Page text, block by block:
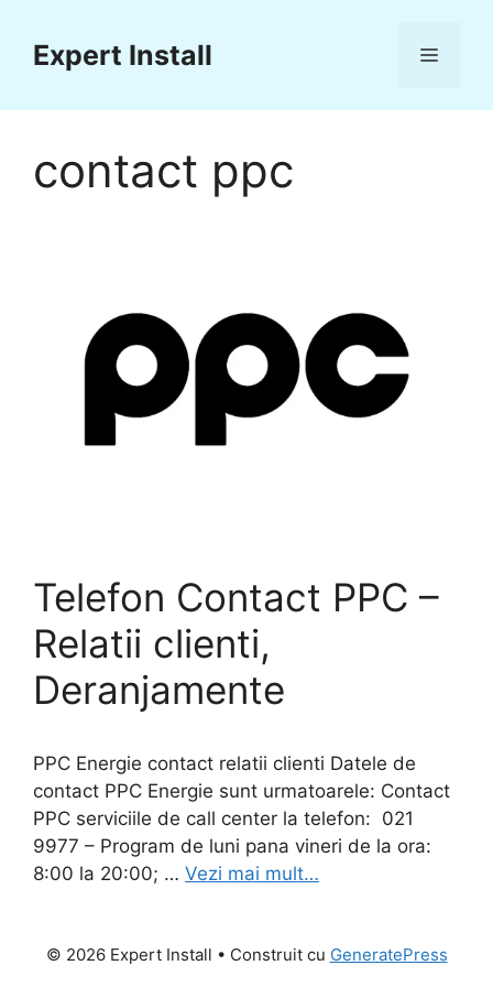
conținutExpert Install Meniu
contact ppc
Telefon Contact PPC –
Relatii clienti,
Deranjamente
PPC Energie contact relatii clienti Datele de
contact PPC Energie sunt urmatoarele: Contact
PPC serviciile de call center la telefon: 021
9977 – Program de luni pana vineri de la ora:
8:00 la 20:00; … Vezi mai mult…
© 2026 Expert Install • Construit cu GeneratePress